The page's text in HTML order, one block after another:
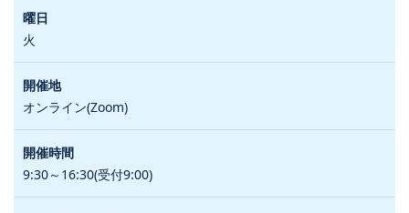
火
オンライン(Zoom)
9:30～16:30(受付9:00)